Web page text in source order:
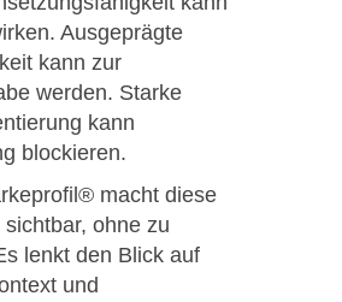
Ausgeprägte
kann zur
werden. Starke
kann
blockieren.
macht diese
ohne zu
lenkt den Blick auf
und